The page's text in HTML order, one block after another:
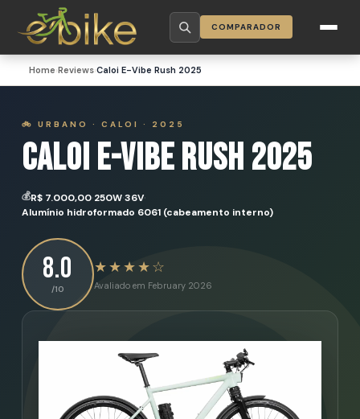
COMPARADOR
Home›Reviews›Caloi E-Vibe Rush 2025
🚲 URBANO · CALOI · 2025
Caloi E-Vibe Rush 2025
💰R$ 7.000,00·250W·36V·
Alumínio hidroformado 6061 (cabeamento interno)
8.0
/10
★★★★☆
Avaliado em February 2026